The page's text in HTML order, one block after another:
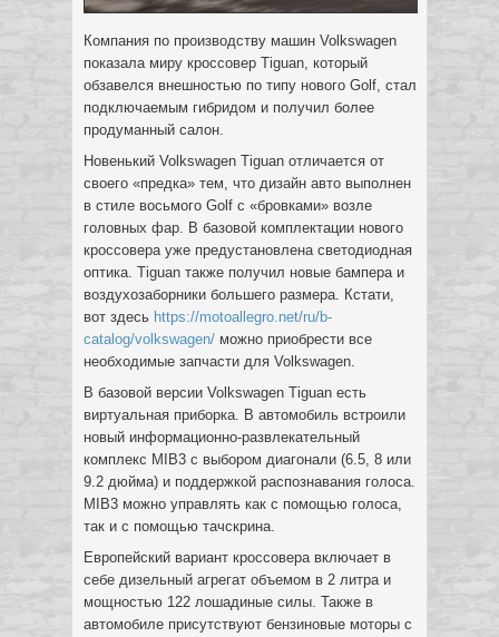
Компания по производству машин Volkswagen
показала миру кроссовер Tiguan, который
обзавелся внешностью по типу нового Golf, стал
подключаемым гибридом и получил более
продуманный салон.
Новенький Volkswagen Tiguan отличается от
своего «предка» тем, что дизайн авто выполнен
в стиле восьмого Golf с «бровками» возле
головных фар. В базовой комплектации нового
кроссовера уже предустановлена светодиодная
оптика. Tiguan также получил новые бампера и
воздухозаборники большего размера. Кстати,
вот здесь https://motoallegro.net/ru/b-
catalog/volkswagen/ можно приобрести все
необходимые запчасти для Volkswagen.
В базовой версии Volkswagen Tiguan есть
виртуальная приборка. В автомобиль встроили
новый информационно-развлекательный
комплекс MIB3 с выбором диагонали (6.5, 8 или
9.2 дюйма) и поддержкой распознавания голоса.
MIB3 можно управлять как с помощью голоса,
так и с помощью тачскрина.
Европейский вариант кроссовера включает в
себе дизельный агрегат объемом в 2 литра и
мощностью 122 лошадиные силы. Также в
автомобиле присутствуют бензиновые моторы с